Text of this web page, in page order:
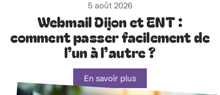
5 août 2026
Webmail Dijon et ENT :
comment passer facilement de
l’un à l’autre ?
En savoir plus